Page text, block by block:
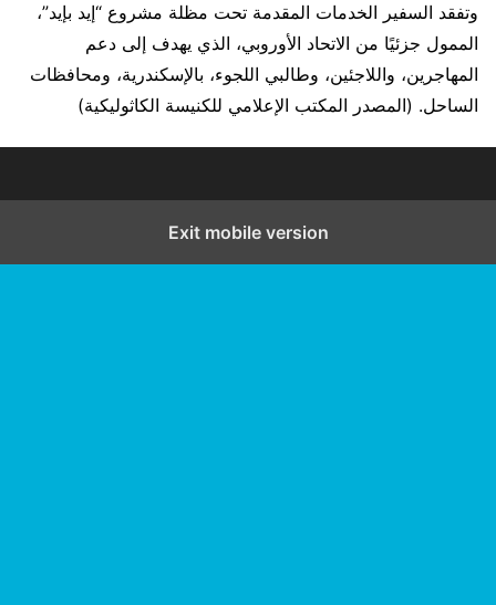
وتفقد السفير الخدمات المقدمة تحت مظلة مشروع “إيد بإيد”،
الممول جزئيًا من الاتحاد الأوروبي، الذي يهدف إلى دعم
المهاجرين، واللاجئين، وطالبي اللجوء، بالإسكندرية، ومحافظات
الساحل. (المصدر المكتب الإعلامي للكنيسة الكاثوليكية)
Exit mobile version